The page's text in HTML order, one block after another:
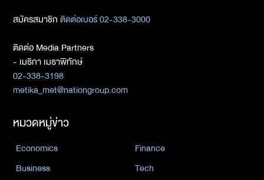
สมัครสมาชิกติดต่อเบอร์ 02-338-3000
ติดต่อ Media Partners
- เมธิกา เมธาพิทักษ์
02-338-3198
metika_met@nationgroup.com
หมวดหมู่ข่าว
Economics
Finance
Business
Tech